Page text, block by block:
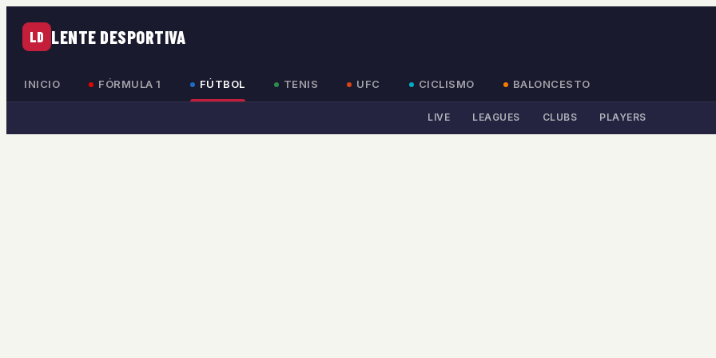
LD LENTE DESPORTIVA
INICIO FÓRMULA 1 FÚTBOL TENIS UFC CICLISMO BALONCESTO
LIVE LEAGUES CLUBS PLAYERS